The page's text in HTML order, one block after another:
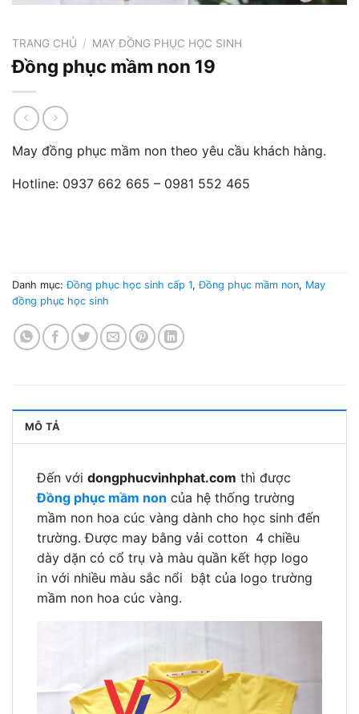
TRANG CHỦ / MAY ĐỒNG PHỤC HỌC SINH
Đồng phục mầm non 19
May đồng phục mầm non theo yêu cầu khách hàng.
Hotline: 0937 662 665 – 0981 552 465
Danh mục:Đồng phục học sinh cấp 1,Đồng phục mầm non, May
đồng phục học sinh
MÔ TẢ
Đến với dongphucvinhphat.com thì được
Đồng phục mầm non của hệ thống trường
mầm non hoa cúc vàng dành cho học sinh đến
trường. Được may bằng vải cotton 4 chiều
dày dặn có cổ trụ và màu quần kết hợp logo
in với nhiều màu sắc nổi bật của logo trường
mầm non hoa cúc vàng.